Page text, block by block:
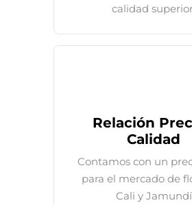
calidad
Relación
Calidad
Contamos con un
para el mercado de
Cali y Jamundí